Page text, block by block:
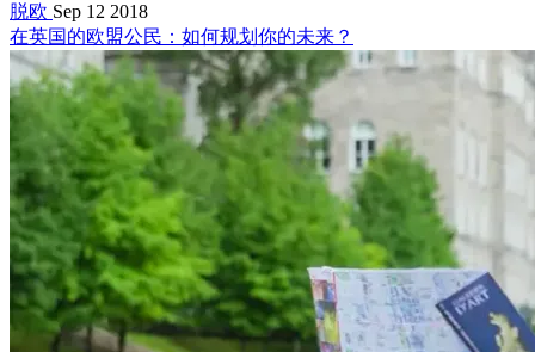
脱欧 Sep 12 2018
在英国的欧盟公民：如何规划你的未来？